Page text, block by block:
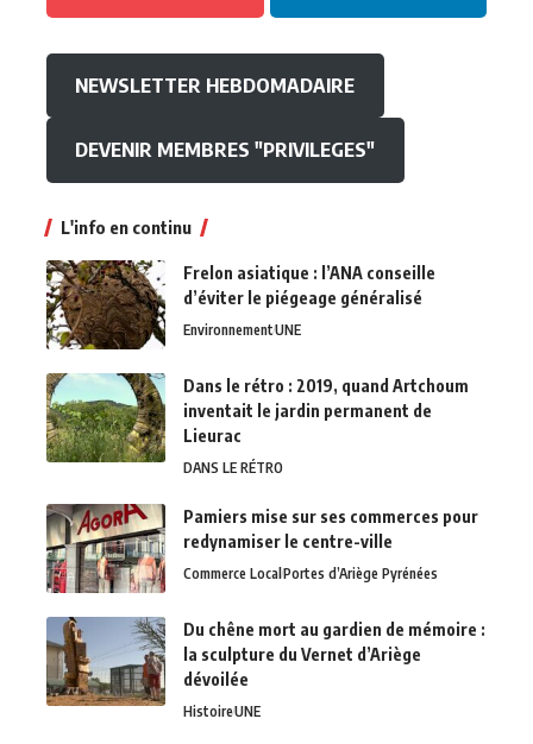
NEWSLETTER HEBDOMADAIRE
DEVENIR MEMBRES "PRIVILEGES"
L'info en continu
Frelon asiatique : l’ANA conseille
d’éviter le piégeage généralisé
EnvironnementUNE
Dans le rétro : 2019, quand Artchoum
inventait le jardin permanent de
Lieurac
DANS LE RÉTRO
Pamiers mise sur ses commerces pour
redynamiser le centre-ville
Commerce LocalPortes d’Ariège Pyrénées
Du chêne mort au gardien de mémoire :
la sculpture du Vernet d’Ariège
dévoilée
HistoireUNE